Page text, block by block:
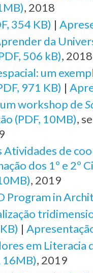
, 2018
354 KB) |
da
506 kB), 2018
um
971 KB) |
workshop de
(PDF, 10MB),
de
dos 1º e 2º
, 2019
Program in
|
em Literacia
16MB), 2019